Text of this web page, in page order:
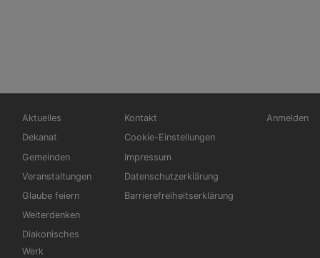
Hauptnavigation
Aktuelles
Dekanat
Gemeinden
Veranstaltungen
Glaube feiern
Weiterdenken
Diakonisches
Werk
Fußbereichsmenü
Kontakt
Cookie-Einstellungen
Impressum
Datenschutzerklärung
Barrierefreiheitserklärung
Anmelden